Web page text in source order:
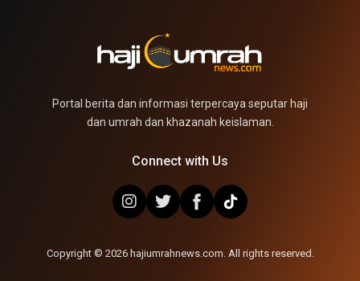
Portal berita dan informasi terpercaya seputar haji
dan umrah dan khazanah keislaman.
Connect with Us
Copyright © 2026 hajiumrahnews.com. All rights reserved.